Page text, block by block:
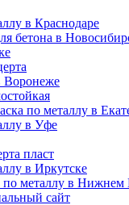
в Краснодаре
бетона в
Воронеже
по металлу в
в Уфе
пласт
в Иркутске
по металлу в Нижнем
сайт